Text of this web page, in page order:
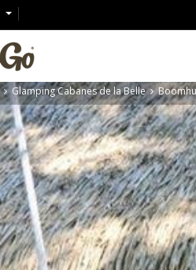
Glamping Cabanes de la Belle